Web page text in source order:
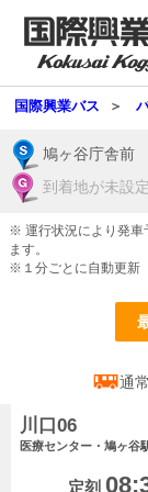
国際興業バス ＞
鳩ヶ谷庁舎前
到着地が未設
※ 運行状況により発車
ます。
※１分ごとに自動更新
通
川口06
医療センター・鳩ヶ谷
定刻